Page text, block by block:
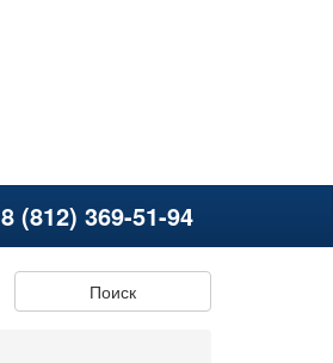
8 (812) 369-51-94
Поиск